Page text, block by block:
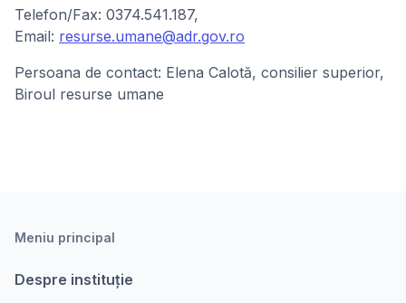
Telefon/Fax: 0374.541.187,
Email: resurse.umane@adr.gov.ro
Persoana de contact: Elena Calotă, consilier superior,
Biroul resurse umane
Meniu principal
Despre instituție